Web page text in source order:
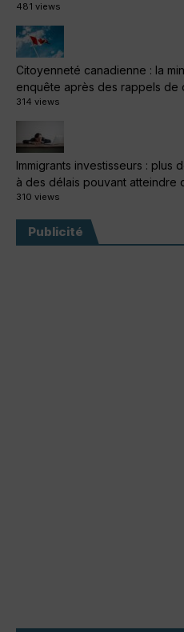
481 views
Citoyenneté canadienne : la
enquête après des rappels de
314 views
Immigrants investisseurs : plus
à des délais pouvant atteindre
310 views
Publicité